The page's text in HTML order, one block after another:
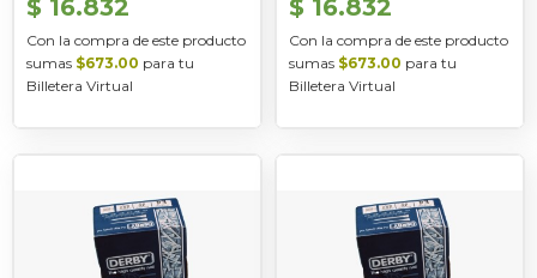
$ 16.832
Con la compra de este producto
sumas $673.00 para tu
Billetera Virtual
$ 16.832
Con la compra de este producto
sumas $673.00 para tu
Billetera Virtual